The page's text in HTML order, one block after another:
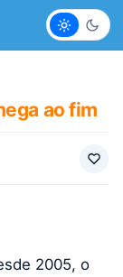
Claro
ao fim
2005, o